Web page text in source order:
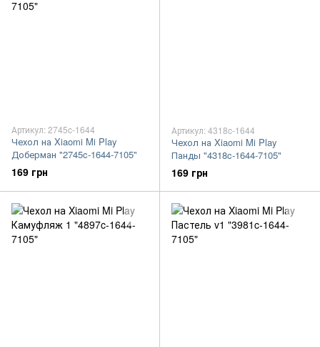
Артикул: 2745c-1644
Чехол на Xiaomi Mi Play
Доберман "2745c-1644-7105"
169 грн
Артикул: 4318c-1644
Чехол на Xiaomi Mi Play
Панды "4318c-1644-7105"
169 грн